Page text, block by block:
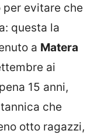
per evitare che
questa la
a Matera
ai
15 anni,
che
otto ragazzi,